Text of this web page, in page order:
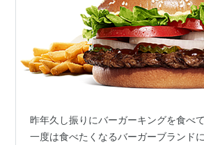
昨年久し振りにバーガーキングを食べ
一度は食べたくなるバーガーブランド